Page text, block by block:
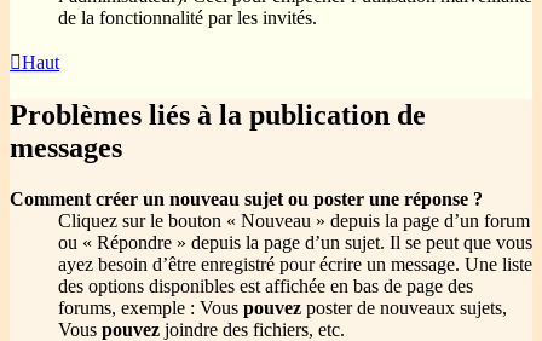
de la fonctionnalité par les invités.
Haut
Problèmes liés à la publication de
messages
Comment créer un nouveau sujet ou poster une réponse ?
Cliquez sur le bouton « Nouveau » depuis la page d’un forum
ou « Répondre » depuis la page d’un sujet. Il se peut que vous
ayez besoin d’être enregistré pour écrire un message. Une liste
des options disponibles est affichée en bas de page des
forums, exemple : Vous pouvez poster de nouveaux sujets,
Vous pouvez joindre des fichiers, etc.